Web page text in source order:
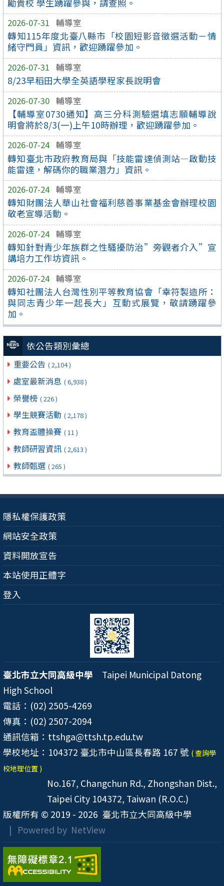
勵貴校 學生踴躍參與，請查照。
2026-07-31 輔導室
轉知115年度北臺八縣市「校園短影音徵選活動－情
緒守門員」資訊，歡迎踴躍參加。
2026-07-31 輔導室
8/23早稻田大學全英語學程家長說明會
2026-07-30 輔導室
【輔導室0730通知】高三分科測驗選填志願輔導說
明會將於8/3(一)上午10時辦理，歡迎踴躍參加。
2026-07-24 輔導室
轉知臺北市政府教育局與「技能雷達偵測站—啟動技
能雷達，解碼你的職業潛力」資訊。
2026-07-24 輔導室
轉知財團法人華山社會福利慈善事業基金會辦理校園
敬老宣導活動。
2026-07-24 輔導室
轉知針對青少年族群之性騷擾防治”旁觀者介入”宣
講培力工作坊資訊。
2026-07-24 輔導室
轉知社團法人台灣性別平等教育協會「幸符製造所：
與同志青少年一起長大」互動式展覽，敬請踴躍參
加。
依公告類別彙總
重要公告 ( 2,104 )
處室最新消息 ( 6,938 )
榮譽榜 ( 226 )
學生競賽活動 ( 2,178 )
教育盃體操賽 ( 11 )
教師研習資訊 ( 2,613 )
教師甄選 ( 265 )
隱私權保護政策
網站安全政策
資料開放宣告
本站使用正體字
登入
臺北市立大同高級中學 Taipei Municipal Datong
High School
電話：(02) 2505-4269
傳真：(02) 2507-2094
通訊信箱：ttshga@ttsh.tp.edu.tw
學校地址：104372 臺北市中山區長春路 167 號 ( 查詢學
校地理位置 )
No.167, Changchun Rd., Zhongshan Dist.,
Taipei City 104372, Taiwan (R.O.C.)
版權所有 © 2019 - 2026 臺北市立大同高級中學
| Powered by NetView